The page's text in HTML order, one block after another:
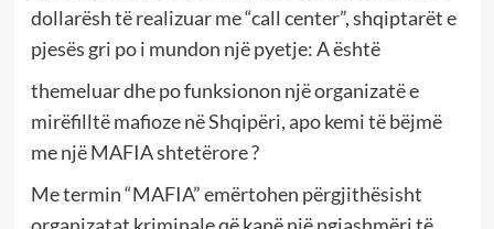
dollarësh të realizuar me “call center”, shqiptarët e
pjesës gri po i mundon një pyetje: A është
themeluar dhe po funksionon një organizatë e
mirëfilltë mafioze në Shqipëri, apo kemi të bëjmë
me një MAFIA shtetërore ?
Me termin “MAFIA” emërtohen përgjithësisht